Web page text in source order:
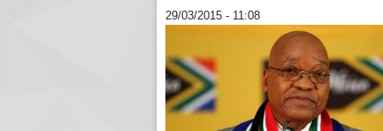
29/03/2015 - 11:08